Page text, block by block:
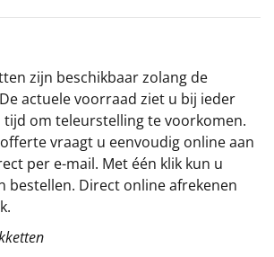
zijn beschikbaar zolang de
actuele voorraad ziet u bij ieder
tijd om teleurstelling te voorkomen.
vraagt u eenvoudig online aan
per e-mail. Met één klik kun u
bestellen. Direct online afrekenen